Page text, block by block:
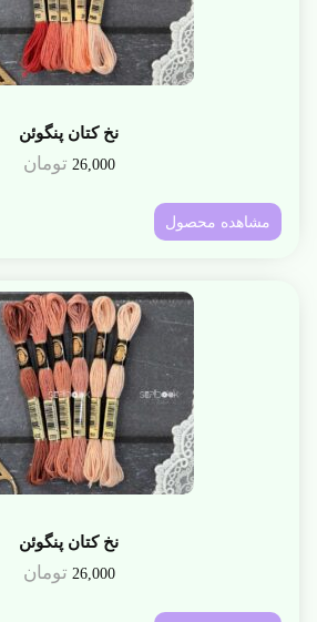
نخ کتان پنگوئن
26,000 تومان
مشاهده محصول
نخ کتان پنگوئن
26,000 تومان